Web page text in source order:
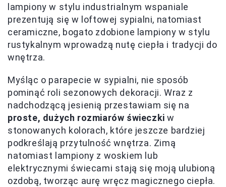
lampiony w stylu industrialnym wspaniale
prezentują się w loftowej sypialni, natomiast
ceramiczne, bogato zdobione lampiony w stylu
rustykalnym wprowadzą nutę ciepła i tradycji do
wnętrza.
Myśląc o parapecie w sypialni, nie sposób
pominąć roli sezonowych dekoracji. Wraz z
nadchodzącą jesienią przestawiam się na
proste, dużych rozmiarów świeczki w
stonowanych kolorach, które jeszcze bardziej
podkreślają przytulność wnętrza. Zimą
natomiast lampiony z woskiem lub
elektrycznymi świecami stają się moją ulubioną
ozdobą, tworząc aurę wręcz magicznego ciepła.